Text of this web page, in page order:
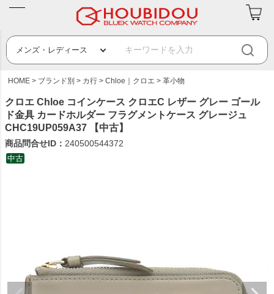
HOME ブランド別 カ行 Chloe｜クロエ 革小物
クロエ Chloe コインケース クロエC レザー グレー ゴール
ド金具 カードホルダー フラグメントケース グレージュ
CHC19UP059A37 【中古】
商品問合せID： 240500544372
中古